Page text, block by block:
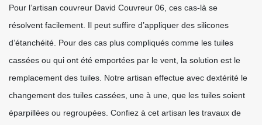
Pour l’artisan couvreur David Couvreur 06, ces cas-là se
résolvent facilement. Il peut suffire d’appliquer des silicones
d’étanchéité. Pour des cas plus compliqués comme les tuiles
cassées ou qui ont été emportées par le vent, la solution est le
remplacement des tuiles. Notre artisan effectue avec dextérité le
changement des tuiles cassées, une à une, que les tuiles soient
éparpillées ou regroupées. Confiez à cet artisan les travaux de